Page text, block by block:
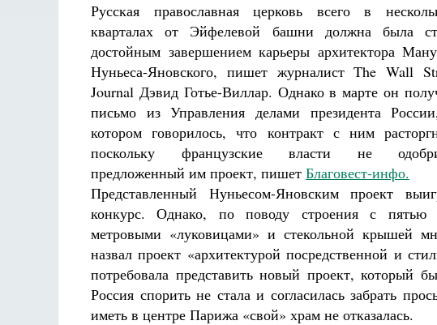
Русская православная церковь всего в
кварталах от Эйфелевой башни должна была
достойным завершением карьеры архитектора
Нуньеса-Яновского, пишет журналист The Wall
Journal Дэвид Готье-Виллар. Однако в марте он
письмо из Управления делами президента
котором говорилось, что контракт с ним
поскольку французские власти не
предложенный им проект, пишет Благовест-инфо.
Представленный Нуньесом-Яновским проект
конкурс. Однако, по поводу строения с пятью
метровыми «луковицами» и стекольной крышей
назвал проект «архитектурой посредственной и
потребовала представить новый проект, который
Россия спорить не стала и согласилась забрать
иметь в центре Парижа «свой» храм не отказалась.